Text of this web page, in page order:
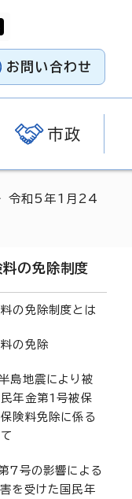
お問い合わせ
市政
令和5年1月24
の免除制度
の免除制度とは
の免除
島地震により被
年金第1号被保
険料免除に係る
7号の影響による
を受けた国民年